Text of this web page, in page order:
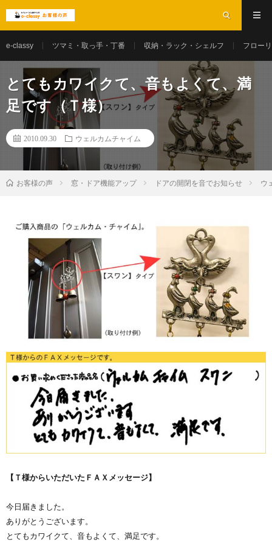
e-classy ツマミ・取っ手・丁番 収納・ラック・シェルフ フロー
とてもカワイクて、音もよくて、満
足です（Ｔ様）
2010.09.30 ウェルカムチャイム
お客様の声 窓・ドア機能アップ ドアの開閉を音でお知らせ ウ
【Ｔ様からいただいたＦＡＸメッセージ】
今日届きました。
ありがとうございます。
とてもカワイクて、音もよくて、満足です。